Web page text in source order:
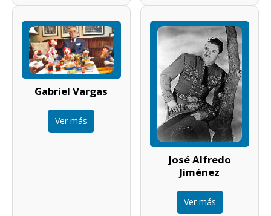
Gabriel Vargas
Ver más
José Alfredo
Jiménez
Ver más